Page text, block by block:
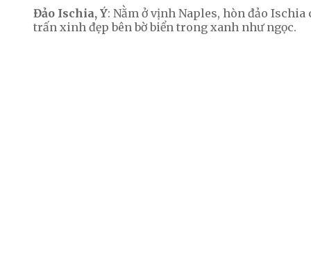
Đảo Ischia, Ý: Nằm ở vịnh Naples, hòn đảo
trấn xinh đẹp bên bờ biển trong xanh như ngọc.